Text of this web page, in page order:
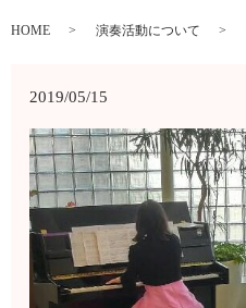
HOME 演奏活動について
2019/05/15